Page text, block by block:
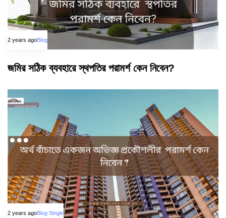
2 years agoBlog
জমির সঠিক ব্যবহারে স্থপতির পরামর্শ কেন নিবেন?
2 years agoBlog Single